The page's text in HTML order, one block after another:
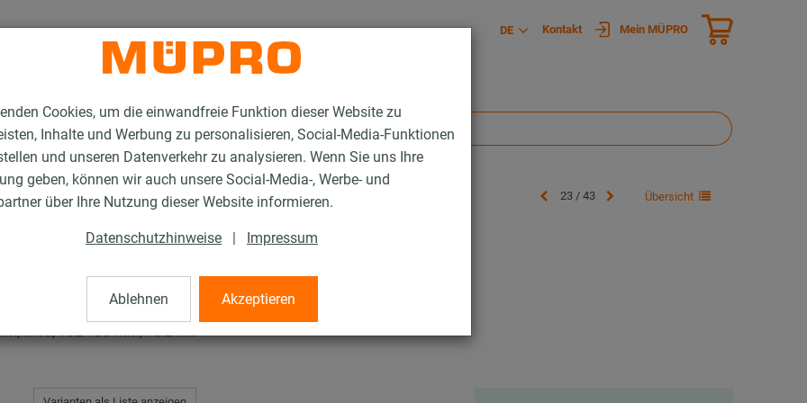
Cookies, um die einwandfreie Funktion dieser Website zu
Inhalte und Werbung zu personalisieren, Social-Media-Funktionen
und unseren Datenverkehr zu analysieren. Wenn Sie uns Ihre
geben, können wir auch unsere Social-Media-, Werbe- und
über Ihre Nutzung dieser Website informieren.
Datenschutzhinweise | Impressum
Ablehnen Akzeptieren
DE Kontakt Mein MÜPRO
Typ H, M, T 23 / 43 Übersicht
M, T
M10, 102-108 mm, verzinkt